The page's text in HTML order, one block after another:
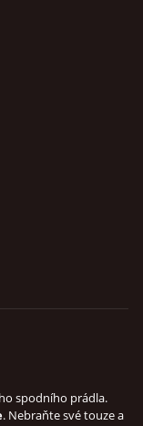
spodního prádla.
. Nebraňte své touze a